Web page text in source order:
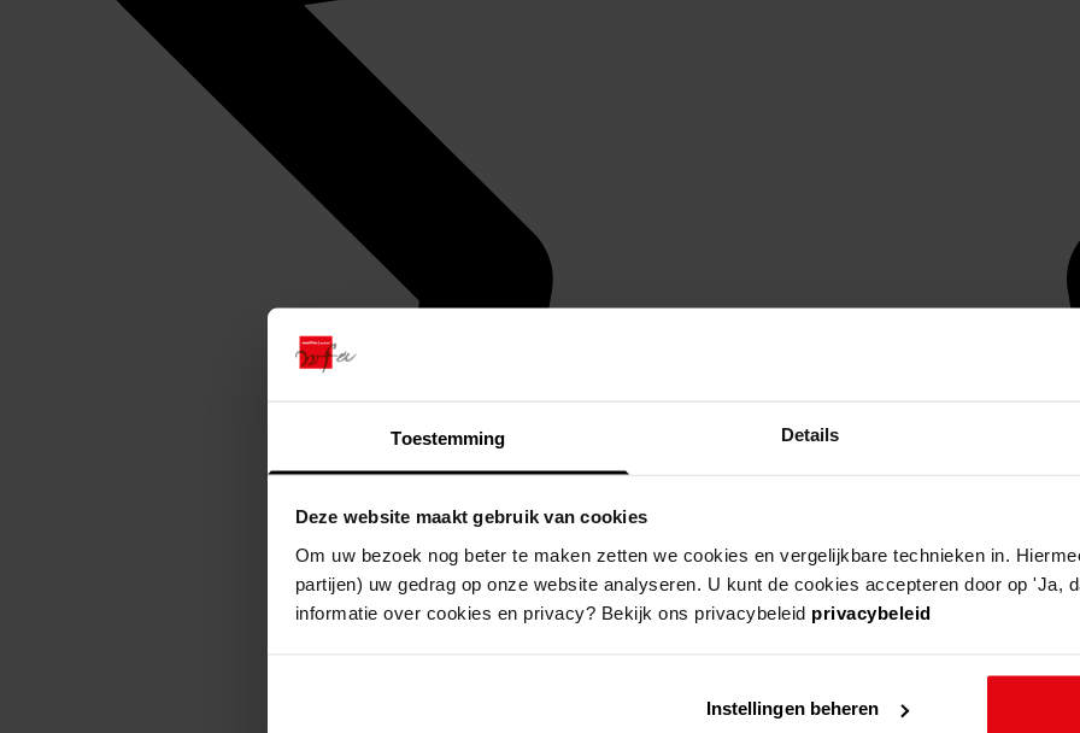
Toestemming Details
Deze website maakt gebruik van cookies
Om uw bezoek nog beter te maken zetten we cookies en vergelijkbare technieken in.
partijen) uw gedrag op onze website analyseren. U kunt de cookies accepteren door op 'Ja,
informatie over cookies en privacy? Bekijk ons privacybeleid privacybeleid
Instellingen beheren